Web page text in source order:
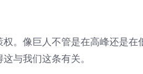
。像巨人不管是在高峰还是
与我们这条有关。